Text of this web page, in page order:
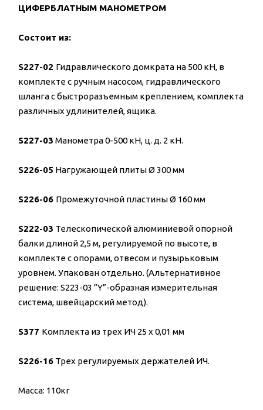
ЦИФЕРБЛАТНЫМ МАНОМЕТРОМ
Состоит из:
S227-02 Гидравлического домкрата на 500 кН, в
комплекте с ручным насосом, гидравлического
шланга с быстроразъемным креплением, комплекта
различных удлинителей, ящика.
S227-03 Манометра 0-500 кН, ц. д. 2 кН.
S226-05 Нагружающей плиты Ø 300 мм
S226-06 Промежуточной пластины Ø 160 мм
S222-03 Телескопической алюминиевой опорной
балки длиной 2,5 м, регулируемой по высоте, в
комплекте с опорами, отвесом и пузырьковым
уровнем. Упакован отдельно. (Альтернативное
решение: S223-03 ”Y”-образная измерительная
система, швейцарский метод).
S377 Комплекта из трех ИЧ 25 х 0,01 мм
S226-16 Трех регулируемых держателей ИЧ.
Масса: 110кг